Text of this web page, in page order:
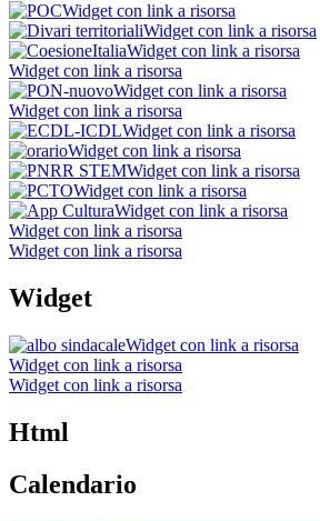
Widget con link a risorsa
Widget con link a risorsa
Widget con link a risorsa
Widget con link a risorsa
Widget con link a risorsa
Widget con link a risorsa
Widget con link a risorsa
Widget con link a risorsa
Widget con link a risorsa
Widget con link a risorsa
Widget con link a risorsa
Widget con link a risorsa
Widget con link a risorsa
Widget
Widget con link a risorsa
Widget con link a risorsa
Widget con link a risorsa
Html
Calendario